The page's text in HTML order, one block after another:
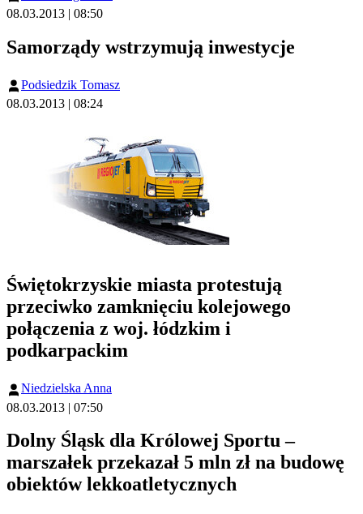
08.03.2013 | 08:50
Samorządy wstrzymują inwestycje
Podsiedzik Tomasz
08.03.2013 | 08:24
Świętokrzyskie miasta protestują
przeciwko zamknięciu kolejowego
połączenia z woj. łódzkim i
podkarpackim
Niedzielska Anna
08.03.2013 | 07:50
Dolny Śląsk dla Królowej Sportu –
marszałek przekazał 5 mln zł na budowę
obiektów lekkoatletycznych